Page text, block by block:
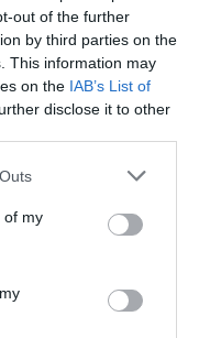
out of the further
by third parties on the
This information may
on the IAB’s List of
disclose it to other
of my
variant på den